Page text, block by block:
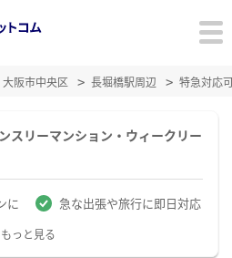
大阪市中央区 長堀橋駅周辺 特急対応
スリーマンション・ウィークリー
に 急な出張や旅行に即日対応
もっと見る